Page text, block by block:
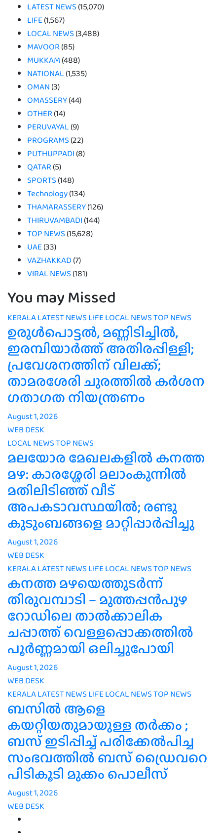
LATEST NEWS (15,070)
LIFE (1,567)
LOCAL NEWS (3,488)
MAVOOR(85)
MUKKAM (488)
NATIONAL (1,535)
OMAN (3)
OMASSERY(44)
OTHER(14)
PERUVAYAL (9)
PROGRAMS (22)
PUTHUPPADI (8)
QATAR(5)
SPORTS (148)
Technology(134)
THAMARASSERY(126)
THIRUVAMBADI (144)
TOP NEWS (15,628)
UAE (33)
VAZHAKKAD(7)
VIRAL NEWS (181)
You may Missed
KERALALATEST NEWS LIFE LOCAL NEWSTOP NEWS
ഉരുൾപൊട്ടൽ, മണ്ണിടിച്ചിൽ,
ഇരമ്പിയാര്‍ത്ത് അതിരപ്പിള്ളി;
പ്രവേശനത്തിന് വിലക്ക്;
താമരശേരി ചുരത്തില്‍ കര്‍ശന
ഗതാഗത നിയന്ത്രണം
August 1, 2026
WEB DESK
LOCAL NEWSTOP NEWS
മലയോര മേഖലകളിൽ കനത്ത
മഴ: കാരശ്ശേരി മലാംകുന്നിൽ
മതിലിടിഞ്ഞ് വീട്
അപകടാവസ്ഥയിൽ; രണ്ടു
കുടുംബങ്ങളെ മാറ്റിപ്പാർപ്പിച്ചു
August 1, 2026
WEB DESK
KERALALATEST NEWS LIFE LOCAL NEWSTOP NEWS
കനത്ത മഴയെത്തുടർന്ന്
തിരുവമ്പാടി – മുത്തപ്പൻപുഴ
റോഡിലെ താൽക്കാലിക
ചപ്പാത്ത് വെള്ളപ്പൊക്കത്തിൽ
പൂർണ്ണമായി ഒലിച്ചുപോയി
August 1, 2026
WEB DESK
KERALALATEST NEWS LIFE LOCAL NEWSTOP NEWS
ബസിൽ ആളെ
കയറ്റിയതുമായുള്ള തർക്കം ;
ബസ് ഇടിപ്പിച്ച് പരിക്കേൽപിച്ച
സംഭവത്തിൽ ബസ് ഡ്രൈവറെ
പിടികൂടി മുക്കം പൊലീസ്
August 1, 2026
WEB DESK